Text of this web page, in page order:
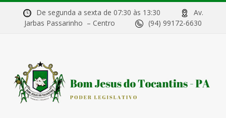
De segunda a sexta de 07:30 às 13:30
Av.
Jarbas Passarinho – Centro
(94) 99172-6630